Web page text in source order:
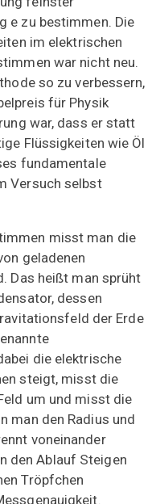
e zu bestimmen. Die
im elektrischen
war nicht neu.
so zu verbessern,
für Physik
war, dass er statt
Flüssigkeiten wie Öl
fundamentale
Versuch selbst
misst man die
geladenen
Das heißt man sprüht
dessen
der Erde
die elektrische
steigt, misst die
um und misst die
man den Radius und
voneinander
den Ablauf Steigen
Tröpfchen